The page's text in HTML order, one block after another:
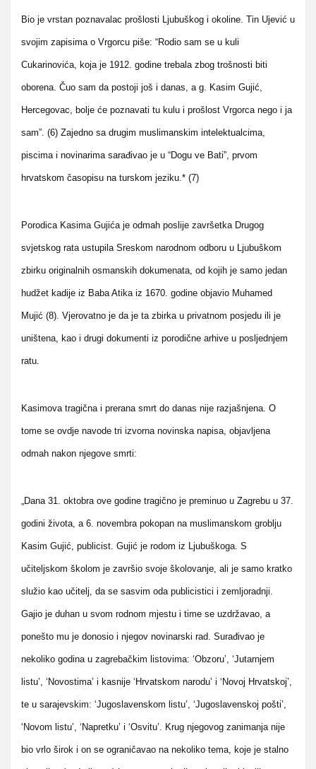
Bio je vrstan poznavalac prošlosti Ljubuškog i okoline. Tin Ujević u
svojim zapisima o Vrgorcu piše: “Rodio sam se u kuli
Cukarinovića, koja je 1912. godine trebala zbog trošnosti biti
oborena. Čuo sam da postoji još i danas, a g. Kasim Gujić,
Hercegovac, bolje će poznavati tu kulu i prošlost Vrgorca nego i ja
sam”. (6) Zajedno sa drugim muslimanskim intelektualcima,
piscima i novinarima sarađivao je u “Dogu ve Bati”, prvom
hrvatskom časopisu na turskom jeziku.* (7)
Porodica Kasima Gujića je odmah poslije završetka Drugog
svjetskog rata ustupila Sreskom narodnom odboru u Ljubuškom
zbirku originalnih osmanskih dokumenata, od kojih je samo jedan
hudžet kadije iz Baba Atika iz 1670. godine objavio Muhamed
Mujić (8). Vjerovatno je da je ta zbirka u privatnom posjedu ili je
uništena, kao i drugi dokumenti iz porodične arhive u posljednjem
ratu.
Kasimova tragična i prerana smrt do danas nije razjašnjena. O
tome se ovdje navode tri izvorna novinska napisa, objavljena
odmah nakon njegove smrti:
„Dana 31. oktobra ove godine tragično je preminuo u Zagrebu u 37.
godini života, a 6. novembra pokopan na muslimanskom groblju
Kasim Gujić, publicist. Gujić je rodom iz Ljubuškoga. S
učiteljskom školom je završio svoje školovanje, ali je samo kratko
služio kao učitelj, da se sasvim oda publicistici i zemljoradnji.
Gajio je duhan u svom rodnom mjestu i time se uzdržavao, a
ponešto mu je donosio i njegov novinarski rad. Surađivao je
nekoliko godina u zagrebačkim listovima: ‘Obzoru’, ‘Jutarnjem
listu’, ‘Novostima’ i kasnije ‘Hrvatskom narodu’ i ‘Novoj Hrvatskoj’,
te u sarajevskim: ‘Jugoslavenskom listu’, ‘Jugoslavenskoj pošti’,
‘Novom listu’, ‘Napretku’ i ‘Osvitu’. Krug njegovog zanimanja nije
bio vrlo širok i on se ograničavao na nekoliko tema, koje je stalno